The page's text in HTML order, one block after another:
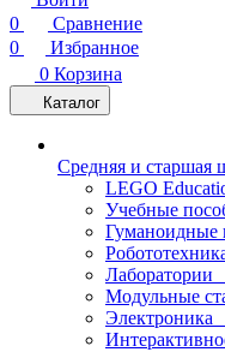
0
Сравнение
0
Избранное
0 Корзина
Каталог
Средняя и старшая
LEGO
Учебные
Гуманоидные
Лаборатории
Модульные
Электроника